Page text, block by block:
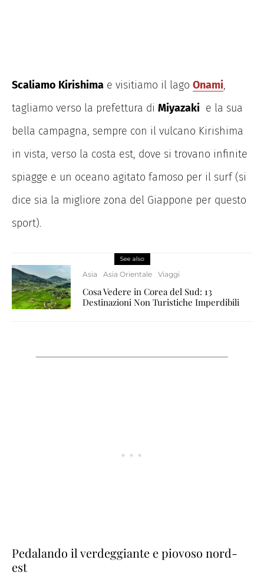
Scaliamo Kirishima e visitiamo il lago Onami,
tagliamo verso la prefettura di Miyazaki e la sua
bella campagna, sempre con il vulcano Kirishima
in vista, verso la costa est, dove si trovano infinite
spiagge e un oceano agitato famoso per il surf (si
dice sia la migliore zona del Giappone per questo
sport).
See also
Asia Asia Orientale Viaggi
Cosa Vedere in Corea del Sud: 13
Destinazioni Non Turistiche Imperdibili
Pedalando il verdeggiante e piovoso nord-
est